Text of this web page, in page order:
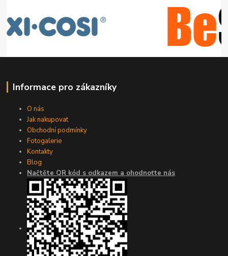
Informace pro zákazníky
O nás
Jak nakupovat
Obchodní podmínky
Fotogalerie
Kontakty
Blog
Načtěte QR kód s odkazem a ohodnoťte nás